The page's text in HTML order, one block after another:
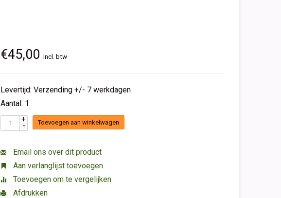
€45,00Incl. btw
Levertijd: Verzending +/- 7 werkdagen
Aantal: 1
+
- Toevoegen aan winkelwagen
Email ons over dit product
Aan verlanglijst toevoegen
Toevoegen om te vergelijken
Afdrukken